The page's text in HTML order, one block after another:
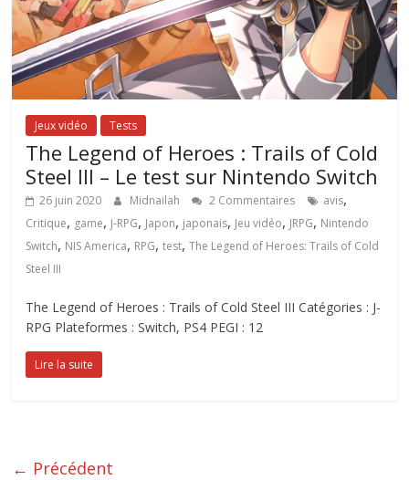
Jeux vidéo Tests
The Legend of Heroes : Trails of Cold
Steel III – Le test sur Nintendo Switch
26 juin 2020 Midnailah 2 Commentaires avis,
Critique, game, J-RPG, Japon, japonais, Jeu vidéo, JRPG, Nintendo
Switch, NIS America, RPG,test,The Legend of Heroes: Trails of Cold
Steel III
The Legend of Heroes : Trails of Cold Steel III Catégories : J-
RPG Plateformes : Switch, PS4 PEGI : 12
Lire la suite
← Précédent